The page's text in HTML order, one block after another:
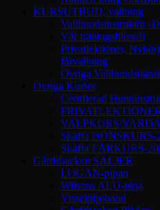
KURSUTBUD, vallning
Vallhundsinstruktör -
Vår träningsfilosofi
Privatlektioner,
fårvallning
Övriga
Övriga Kurser
Certifierad
PRIVATLEKTIONER
VALPKURS/
Skaffa HÖNSKURS-
Skaffa FÅRKURS-
Gårdsbacken SÄLJER
LOGAN-pipan
Wilsons ALU-pipa
Visselpipsband